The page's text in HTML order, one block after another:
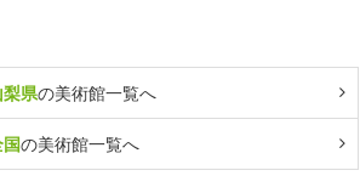
梨県の美術館一覧へ
の美術館一覧へ